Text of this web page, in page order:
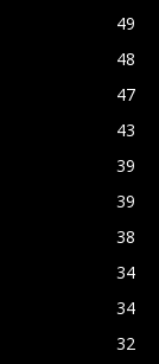
49
48
47
43
39
39
38
34
34
32